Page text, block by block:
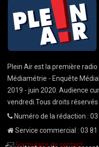
Plein Air est la première
Médiamétrie - Enquête
2019 - juin 2020. Audience
vendredi.Tous droits
Numéro de la rédaction :
Service commercial : 03 81
Formulaire de contact